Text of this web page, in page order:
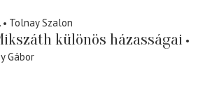
Tolnay Szalon
különös házasságai
Gábor